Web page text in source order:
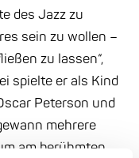
des Jazz zu
sein zu wollen –
zu lassen“,
spielte er als Kind
Peterson und
mehrere
am berühmten